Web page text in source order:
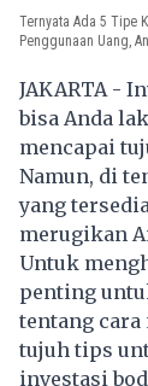
Ternyata Ada 5 Tipe
Penggunaan Uang,
JAKARTA -
bisa Anda
mencapai
Namun, di
yang
merugikan
Untuk
penting
tentang
tujuh tips
investasi